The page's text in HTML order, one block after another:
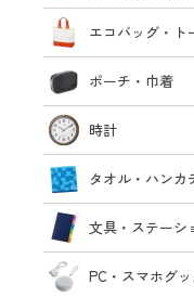
エコバッグ・ト
ポーチ・巾着
時計
タオル・ハンカ
文具・ステーシ
PC・スマホグ